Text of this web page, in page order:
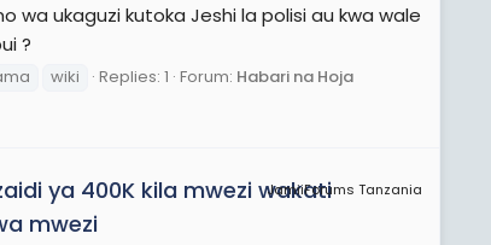
wa ukaguzi kutoka Jeshi la polisi au kwa wale
?
wiki Replies: 1 Forum: Habari na Hoja
JamiiForums Tanzania
ya 400K kila mwezi wakati
mwezi